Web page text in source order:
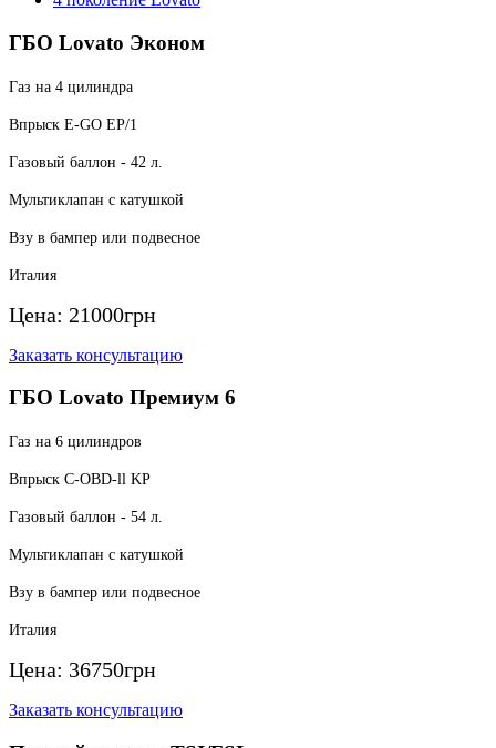
ГБО Lovato Эконом
Газ на 4 цилиндра
Впрыск E-GO EP/1
Газовый баллон - 42 л.
Мультиклапан с катушкой
Взу в бампер или подвесное
Италия
Цена: 21000грн
Заказать консультацию
ГБО Lovato Премиум 6
Газ на 6 цилиндров
Впрыск C-OBD-ll KP
Газовый баллон - 54 л.
Мультиклапан с катушкой
Взу в бампер или подвесное
Италия
Цена: 36750грн
Заказать консультацию